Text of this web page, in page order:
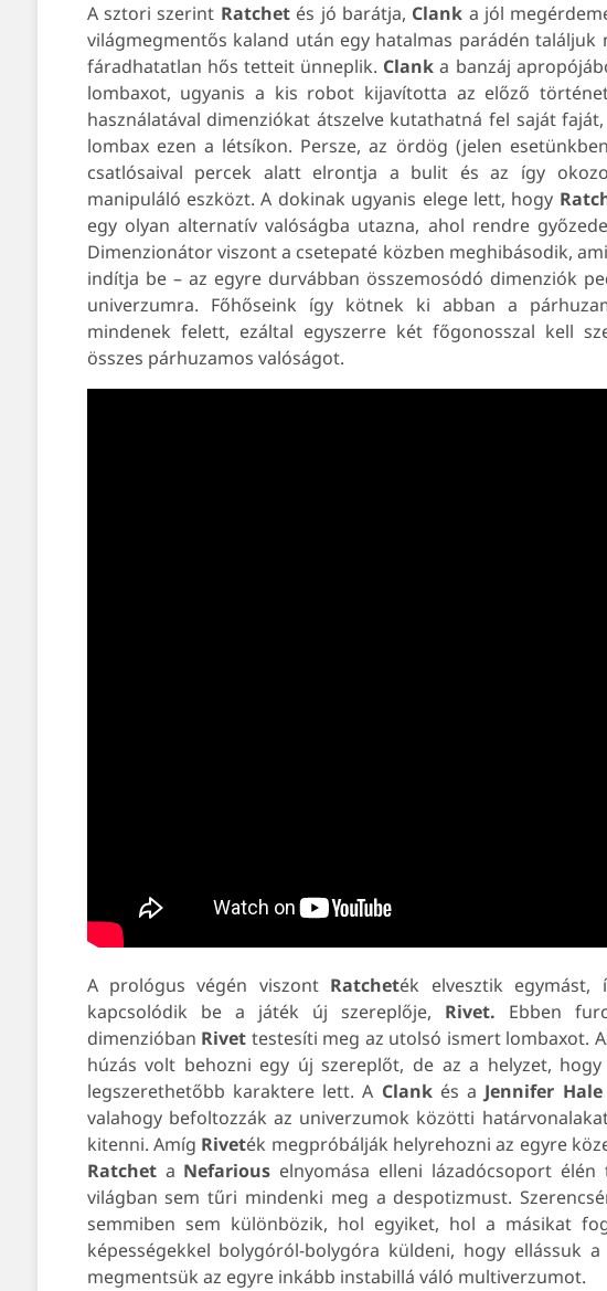
A sztori szerint Ratchetés jó barátja, Clank a jól
világmegmentős kaland után egy hatalmas parádén találjuk
fáradhatatlan hős tetteit ünneplik. Clank a banzáj
lombaxot, ugyanis a kis robot kijavította az előző
használatával dimenziókat átszelve kutathatná fel saját
lombax ezen a létsíkon. Persze, az ördög (jelen
csatlósaival percek alatt elrontja a bulit és az így
manipuláló eszközt. A dokinak ugyanis elege lett, hogy
egy olyan alternatív valóságba utazna, ahol rendre
Dimenzionátor viszont a csetepaté közben meghibásodik,
indítja be – az egyre durvábban összemosódó dimenziók
univerzumra. Főhőseink így kötnek ki abban a
mindenek felett, ezáltal egyszerre két főgonosszal kell
összes párhuzamos valóságot.
A prológus végén viszont Ratcheték elvesztik egymást,
kapcsolódik be a játék új szereplője, Rivet. Ebben
dimenzióban Rivet testesíti meg az utolsó ismert lombaxot.
húzás volt behozni egy új szereplőt, de az a helyzet,
legszerethetőbb karaktere lett. A Clankés a Jennifer Hale
valahogy befoltozzák az univerzumok közötti
kitenni. Amíg Riveték megpróbálják helyrehozni az egyre
Ratcheta Nefarious elnyomása elleni lázadócsoport
világban sem tűri mindenki meg a despotizmust.
semmiben sem különbözik, hol egyiket, hol a másikat
képességekkel bolygóról-bolygóra küldeni, hogy ellássuk
megmentsük az egyre inkább instabillá váló multiverzumot.